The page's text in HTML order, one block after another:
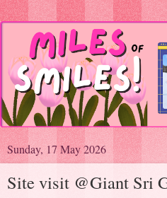
Sunday, 17 May 2026
Site visit @Giant Sri